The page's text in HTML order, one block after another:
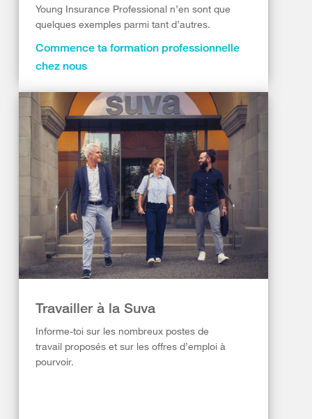
Young Insurance Professional n’en sont que
quelques exemples parmi tant d’autres.
Commence ta formation professionnelle
chez nous
Travailler à la Suva
Informe-toi sur les nombreux postes de
travail proposés et sur les offres d’emploi à
pourvoir.